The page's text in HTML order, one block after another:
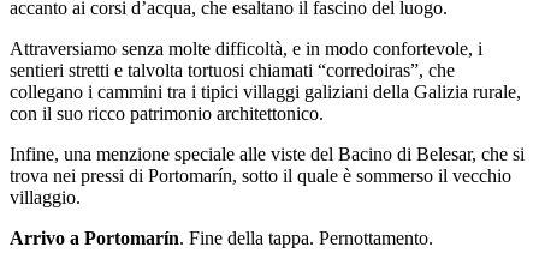
accanto ai corsi d’acqua, che esaltano il fascino del luogo.
Attraversiamo senza molte difficoltà, e in modo confortevole, i
sentieri stretti e talvolta tortuosi chiamati “corredoiras”, che
collegano i cammini tra i tipici villaggi galiziani della Galizia rurale,
con il suo ricco patrimonio architettonico.
Infine, una menzione speciale alle viste del Bacino di Belesar, che si
trova nei pressi di Portomarín, sotto il quale è sommerso il vecchio
villaggio.
Arrivo a Portomarín. Fine della tappa. Pernottamento.